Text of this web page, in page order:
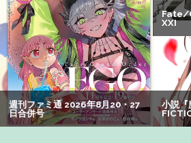
でシコらせにくるｗｗｗ：26/08/01
【悲報】映画館の客、ほぼバイオテ
観客が避難する事態にｗｗｗｗ
【速報】熊本イオンモール、爆発の
性
【画像】オタク「実際にプレイした